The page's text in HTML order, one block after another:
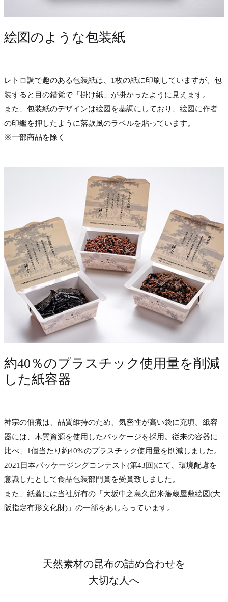
絵図のような包装紙
レトロ調で趣のある包装紙は、1枚の紙に印刷していますが、包
装すると目の錯覚で「掛け紙」が掛かったように見えます。
また、包装紙のデザインは絵図を基調にしており、絵図に作者
の印鑑を押したように落款風のラベルを貼っています。
※一部商品を除く
約40％のプラスチック使用量を削減
した紙容器
神宗の佃煮は、品質維持のため、気密性が高い袋に充填。紙容
器には、木質資源を使用したパッケージを採用。従来の容器に
比べ、1個当たり約40%のプラスチック使用量を削減しました。
2021日本パッケージングコンテスト(第43回)にて、環境配慮を
意識したとして食品包装部門賞を受賞致しました。
また、紙蓋には当社所有の「大坂中之島久留米藩蔵屋敷絵図(大
阪指定有形文化財)」の一部をあしらっています。
天然素材の昆布の詰め合わせを
大切な人へ